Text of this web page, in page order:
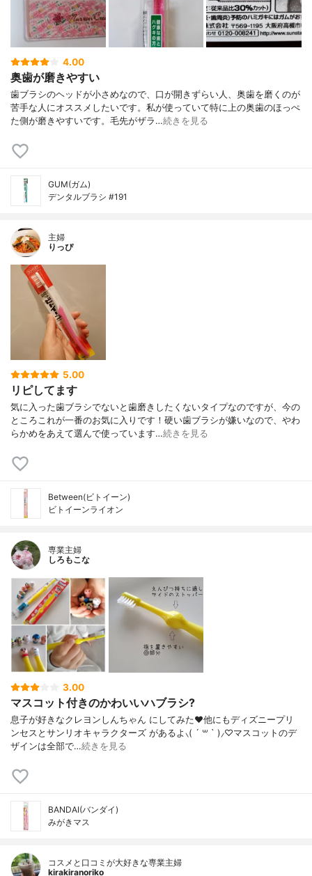
4.00
奥歯が磨きやすい
歯ブラシのヘッドが小さめなので、口が開きずらい人、奥歯を磨くのが
苦手な人にオススメしたいです。私が使っていて特に上の奥歯のほっぺ
た側が磨きやすいです。毛先がザラ…続きを見る
GUM(ガム)
デンタルブラシ #191
主婦
りっぴ
5.00
リピしてます
気に入った歯ブラシでないと歯磨きしたくないタイプなのですが、今の
ところこれが一番のお気に入りです！硬い歯ブラシが嫌いなので、やわ
らかめをあえて選んで使っています…続きを見る
Between(ビトイーン)
ビトイーンライオン
専業主婦
しろもこな
3.00
マスコット付きのかわいいハブラシ?
息子が好きなクレヨンしんちゃん にしてみた❤️他にもディズニープリ
ンセスとサンリオキャラクターズ があるよ⸜( ´ ꒳ ` )⸝♡︎マスコットのデ
ザインは全部で…続きを見る
BANDAI(バンダイ)
みがきマス
コスメと口コミが大好きな専業主婦
kirakiranoriko